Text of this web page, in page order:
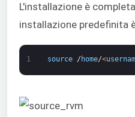
L'installazione è
installazione predefinita
1 source / home/<